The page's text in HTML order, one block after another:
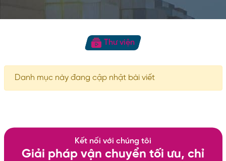
Thư viện
Danh mục này đang cập nhật bài viết
Kết nối với chúng tôi
Giải pháp vận chuyển tối ưu, chỉ